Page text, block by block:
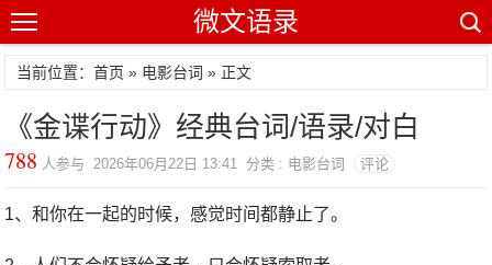
微文语录
当前位置：首页 » 电影台词 » 正文
《金谍行动》经典台词/语录/对白
788 人参与 2026年06月22日 13:41 分类 : 电影台词 评论
1、和你在一起的时候，感觉时间都静止了。